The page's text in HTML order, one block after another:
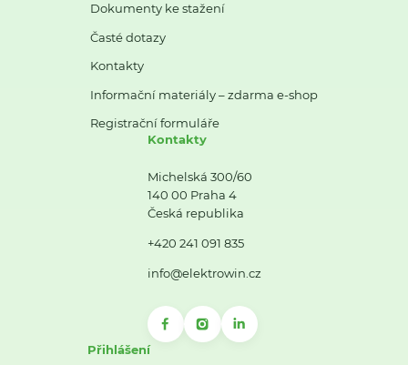
Dokumenty ke stažení
Časté dotazy
Kontakty
Informační materiály – zdarma e-shop
Registrační formuláře
Kontakty
Michelská 300/60
140 00 Praha 4
Česká republika
+420 241 091 835
info@elektrowin.cz
Přihlášení